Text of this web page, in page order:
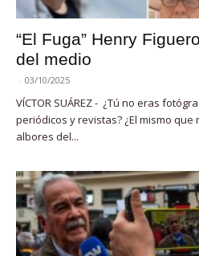
“El Fuga” Henry
del medio
- 03/10/2025
VÍCTOR SUÁREZ - ¿Tú no eras
periódicos y revistas? ¿El mismo que
albores del...